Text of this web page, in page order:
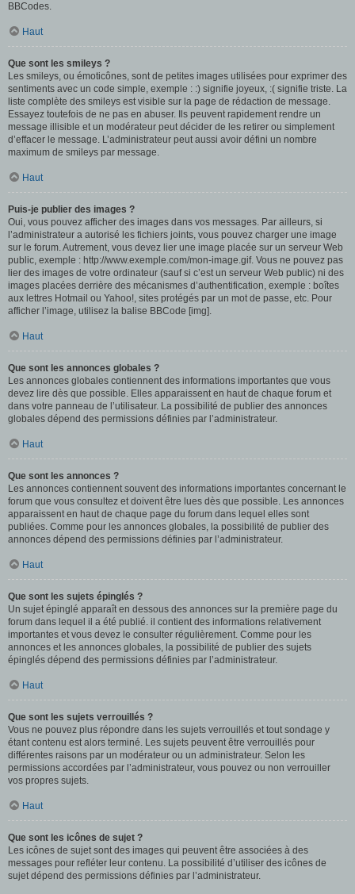
BBCodes.
Haut
Que sont les smileys ?
Les smileys, ou émoticônes, sont de petites images utilisées pour exprimer des
sentiments avec un code simple, exemple : :) signifie joyeux, :( signifie triste. La
liste complète des smileys est visible sur la page de rédaction de message.
Essayez toutefois de ne pas en abuser. Ils peuvent rapidement rendre un
message illisible et un modérateur peut décider de les retirer ou simplement
d’effacer le message. L’administrateur peut aussi avoir défini un nombre
maximum de smileys par message.
Haut
Puis-je publier des images ?
Oui, vous pouvez afficher des images dans vos messages. Par ailleurs, si
l’administrateur a autorisé les fichiers joints, vous pouvez charger une image
sur le forum. Autrement, vous devez lier une image placée sur un serveur Web
public, exemple : http://www.exemple.com/mon-image.gif. Vous ne pouvez pas
lier des images de votre ordinateur (sauf si c’est un serveur Web public) ni des
images placées derrière des mécanismes d’authentification, exemple : boîtes
aux lettres Hotmail ou Yahoo!, sites protégés par un mot de passe, etc. Pour
afficher l’image, utilisez la balise BBCode [img].
Haut
Que sont les annonces globales ?
Les annonces globales contiennent des informations importantes que vous
devez lire dès que possible. Elles apparaissent en haut de chaque forum et
dans votre panneau de l’utilisateur. La possibilité de publier des annonces
globales dépend des permissions définies par l’administrateur.
Haut
Que sont les annonces ?
Les annonces contiennent souvent des informations importantes concernant le
forum que vous consultez et doivent être lues dès que possible. Les annonces
apparaissent en haut de chaque page du forum dans lequel elles sont
publiées. Comme pour les annonces globales, la possibilité de publier des
annonces dépend des permissions définies par l’administrateur.
Haut
Que sont les sujets épinglés ?
Un sujet épinglé apparaît en dessous des annonces sur la première page du
forum dans lequel il a été publié. il contient des informations relativement
importantes et vous devez le consulter régulièrement. Comme pour les
annonces et les annonces globales, la possibilité de publier des sujets
épinglés dépend des permissions définies par l’administrateur.
Haut
Que sont les sujets verrouillés ?
Vous ne pouvez plus répondre dans les sujets verrouillés et tout sondage y
étant contenu est alors terminé. Les sujets peuvent être verrouillés pour
différentes raisons par un modérateur ou un administrateur. Selon les
permissions accordées par l’administrateur, vous pouvez ou non verrouiller
vos propres sujets.
Haut
Que sont les icônes de sujet ?
Les icônes de sujet sont des images qui peuvent être associées à des
messages pour refléter leur contenu. La possibilité d’utiliser des icônes de
sujet dépend des permissions définies par l’administrateur.